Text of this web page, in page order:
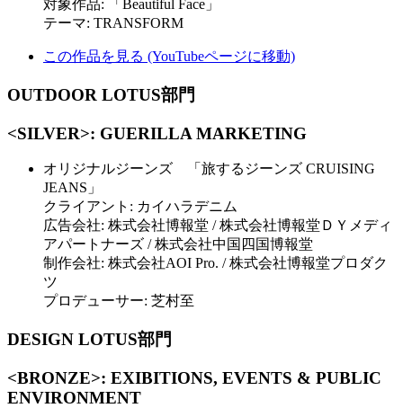
対象作品: 「Beautiful Face」
テーマ: TRANSFORM
この作品を見る (YouTubeページに移動)
OUTDOOR LOTUS部門
<SILVER>: GUERILLA MARKETING
オリジナルジーンズ 「旅するジーンズ CRUISING
JEANS」
クライアント: カイハラデニム
広告会社: 株式会社博報堂 / 株式会社博報堂ＤＹメディ
アパートナーズ / 株式会社中国四国博報堂
制作会社: 株式会社AOI Pro. / 株式会社博報堂プロダク
ツ
プロデューサー: 芝村至
DESIGN LOTUS部門
<BRONZE>: EXIBITIONS, EVENTS & PUBLIC
ENVIRONMENT